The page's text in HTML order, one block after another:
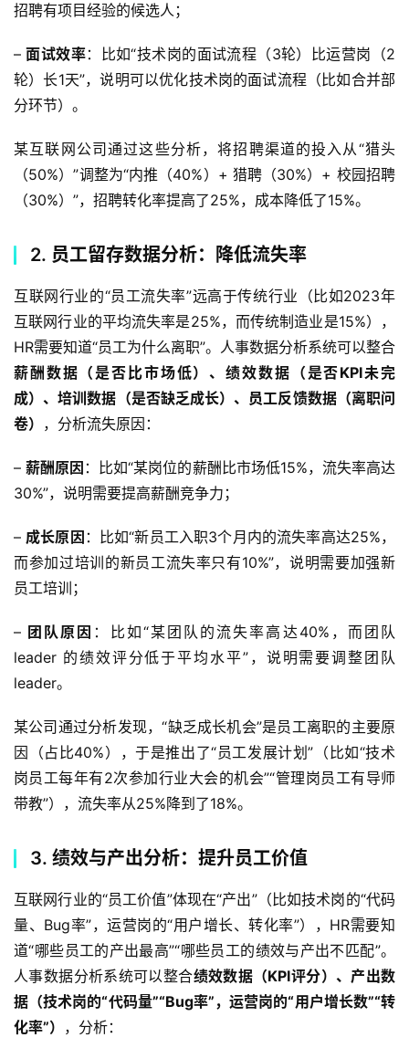
招聘有项目经验的候选人；
– 面试效率：比如“技术岗的面试流程（3轮）比运营岗（2
轮）长1天”，说明可以优化技术岗的面试流程（比如合并部
分环节）。
某互联网公司通过这些分析，将招聘渠道的投入从“猎头
（50%）”调整为“内推（40%）+ 猎聘（30%）+ 校园招聘
（30%）”，招聘转化率提高了25%，成本降低了15%。
2. 员工留存数据分析：降低流失率
互联网行业的“员工流失率”远高于传统行业（比如2023年
互联网行业的平均流失率是25%，而传统制造业是15%），
HR需要知道“员工为什么离职”。人事数据分析系统可以整合
薪酬数据（是否比市场低）、绩效数据（是否KPI未完
成）、培训数据（是否缺乏成长）、员工反馈数据（离职问
卷） ，分析流失原因：
– 薪酬原因 ：比如“某岗位的薪酬比市场低15%，流失率高达
30%”，说明需要提高薪酬竞争力；
– 成长原因 ：比如“新员工入职3个月内的流失率高达25%，
而参加过培训的新员工流失率只有10%”，说明需要加强新
员工培训；
– 团队原因 ：比如“某团队的流失率高达40%，而团队
leader 的绩效评分低于平均水平”，说明需要调整团队
leader。
某公司通过分析发现，“缺乏成长机会”是员工离职的主要原
因（占比40%），于是推出了“员工发展计划”（比如“技术
岗员工每年有2次参加行业大会的机会”“管理岗员工有导师
带教”），流失率从25%降到了18%。
3. 绩效与产出分析：提升员工价值
互联网行业的“员工价值”体现在“产出”（比如技术岗的“代码
量、Bug率”，运营岗的“用户增长、转化率”），HR需要知
道“哪些员工的产出最高”“哪些员工的绩效与产出不匹配”。
人事数据分析系统可以整合绩效数据（KPI评分）、产出数
据（技术岗的“代码量”“Bug率”，运营岗的“用户增长数”“转
化率”） ，分析：